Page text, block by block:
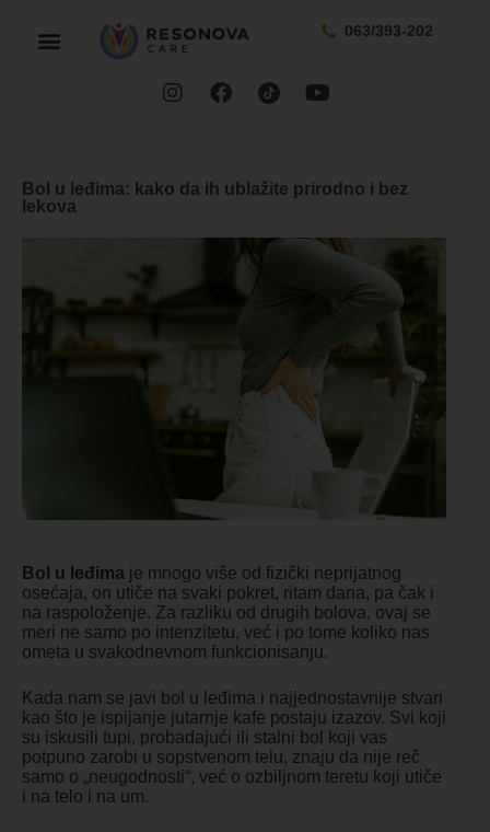
063/393-202
Bol u leđima: kako da ih ublažite prirodno i bez
lekova
Bol u leđima je mnogo više od fizički neprijatnog
osećaja, on utiče na svaki pokret, ritam dana, pa čak i
na raspoloženje. Za razliku od drugih bolova, ovaj se
meri ne samo po intenzitetu, već i po tome koliko nas
ometa u svakodnevnom funkcionisanju.
Kada nam se javi bol u leđima i najjednostavnije stvari
kao što je ispijanje jutarnje kafe postaju izazov. Svi koji
su iskusili tupi, probadajući ili stalni bol koji vas
potpuno zarobi u sopstvenom telu, znaju da nije reč
samo o „neugodnosti“, već o ozbiljnom teretu koji utiče
i na telo i na um.